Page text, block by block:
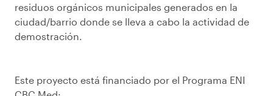
residuos orgánicos municipales generados en la
ciudad/barrio donde se lleva a cabo la actividad de
demostración.
Este proyecto está financiado por el Programa ENI